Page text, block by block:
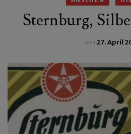
Sternburg,
ein27. April